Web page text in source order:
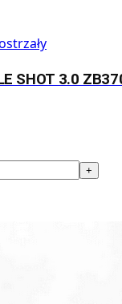
SHOT 3.0
+